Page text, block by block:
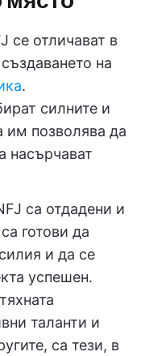
се отличават в
на
.
силните и
им позволява да
насърчават
са отдадени и
готови да
и да се
успешен.
таланти и
са тези, в